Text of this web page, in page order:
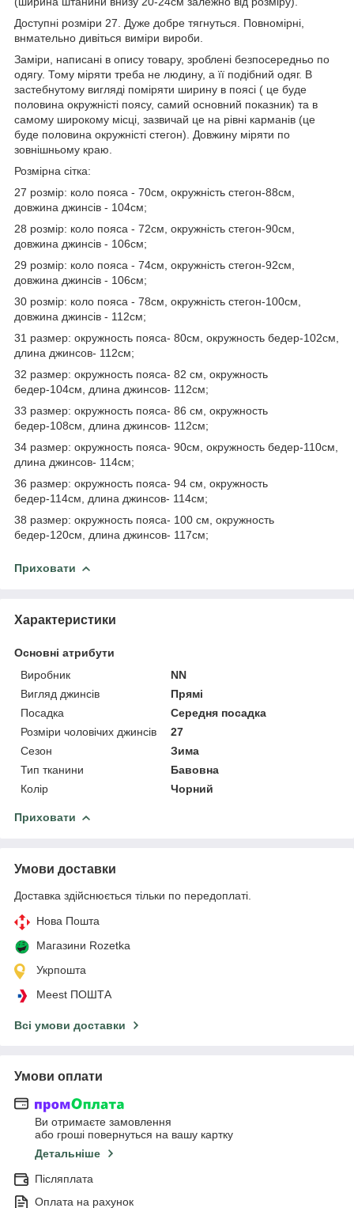
Доступні розміри 27. Дуже добре тягнуться. Повномірні,
внмательно дивіться виміри вироби.
Заміри, написані в опису товару, зроблені безпосередньо по
одягу. Тому міряти треба не людину, а її подібний одяг. В
застебнутому вигляді поміряти ширину в поясі ( це буде
половина окружністі поясу, самий основний показник) та в
самому широкому місці, зазвичай це на рівні карманів (це
буде половина окружністі стегон). Довжину міряти по
зовнішньому краю.
Розмірна сітка:
27 розмір: коло пояса - 70см, окружність стегон-88см,
довжина джинсів - 104см;
28 розмір: коло пояса - 72см, окружність стегон-90см,
довжина джинсів - 106см;
29 розмір: коло пояса - 74см, окружність стегон-92см,
довжина джинсів - 106см;
30 розмір: коло пояса - 78см, окружність стегон-100см,
довжина джинсів - 112см;
31 размер: окружность пояса- 80см, окружность бедер-102см,
длина джинсов- 112см;
32 размер: окружность пояса- 82 см, окружность
бедер-104см, длина джинсов- 112см;
33 размер: окружность пояса- 86 см, окружность
бедер-108см, длина джинсов- 112см;
34 размер: окружность пояса- 90см, окружность бедер-110см,
длина джинсов- 114см;
36 размер: окружность пояса- 94 см, окружность
бедер-114см, длина джинсов- 114см;
38 размер: окружность пояса- 100 см, окружность
бедер-120см, длина джинсов- 117см;
Приховати
Характеристики
Основні атрибути
Виробник
NN
Вигляд джинсів
Прямі
Посадка
Середня посадка
Розміри чоловічих джинсів
27
Сезон
Зима
Тип тканини
Бавовна
Колір
Чорний
Приховати
Умови доставки
Доставка здійснюється тільки по передоплаті.
Нова Пошта
Магазини Rozetka
Укрпошта
Meest ПОШТА
Всі умови доставки
Умови оплати
Ви отримаєте замовлення
або гроші повернуться на вашу картку
Детальніше
Післяплата
Оплата на рахунок